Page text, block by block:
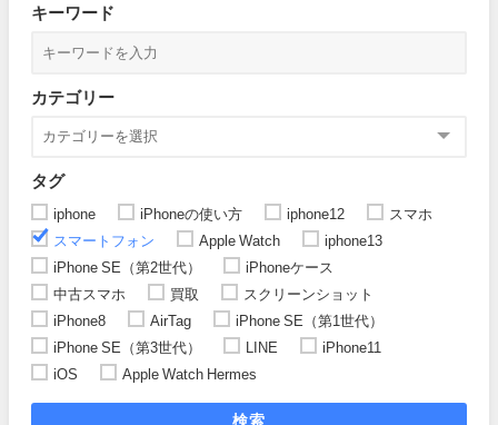
キーワード
カテゴリー
タグ
iphone iPhoneの使い方 iphone12
スマホ
スマートフォン
Apple Watch
iphone13
iPhone SE（第2世代）
iPhoneケース
中古スマホ
買取
スクリーンショット
iPhone8
AirTag
iPhone SE（第1世代）
iPhone SE（第3世代）
LINE
iPhone11
iOS
Apple Watch Hermes
検索